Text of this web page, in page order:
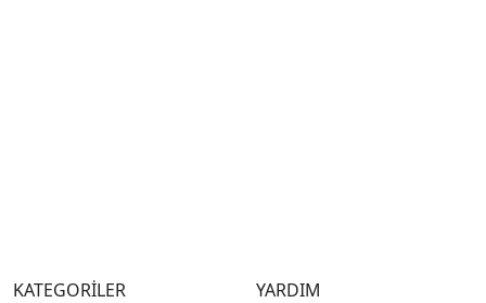
KATEGORİLER YARDIM